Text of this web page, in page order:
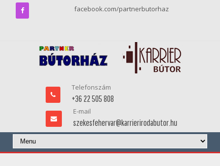
facebook.com/partnerbutorhaz
Telefonszám
+36 22 505 808
E-mail
szekesfehervar@karrierirodabutor.hu